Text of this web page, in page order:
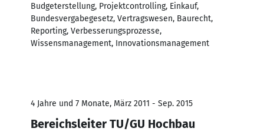
Budgeterstellung, Projektcontrolling, Einkauf,
Bundesvergabegesetz, Vertragswesen, Baurecht,
Reporting, Verbesserungsprozesse,
Wissensmanagement, Innovationsmanagement
4 Jahre und 7 Monate, März 2011 - Sep. 2015
Bereichsleiter TU/GU Hochbau